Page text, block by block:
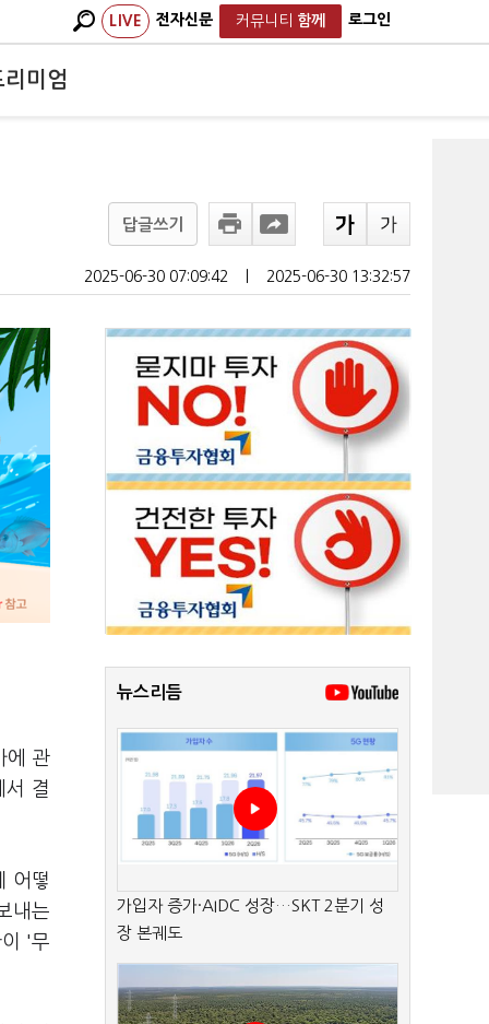
LIVE 전자신문 커뮤니티 함께 로그인
리미엄
답글쓰기
2025-06-30 07:09:42 2025-06-30 13:32:57
에 관
서 결
어떻
내는
'무
뉴스리듬
가입자 증가·AIDC 성장…SKT 2분기 성
장 본궤도